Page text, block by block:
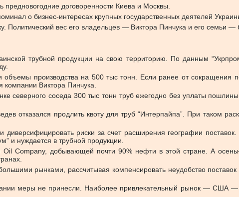
договоренности Киева и Москвы.
о бизнес-интересах крупных государственных деятелей
Политический вес его владельцев — Виктора Пинчука и его семьи —
трубной продукции на свою территорию. По данным
объемы производства на 500 тыс тонн. Если ранее от сокращения
компании Виктора Пинчука.
северного соседа 300 тыс тонн труб ежегодно без уплаты
отказался продлить квоту для труб “Интерпайпа”. При таком
риски за счет расширения географии
и нуждается в трубной продукции.
Company, добывающей почти 90% нефти в этой стране. А
рынками, рассчитывая компенсировать неудобство
меры не принесли. Наиболее привлекательный рынок — США —